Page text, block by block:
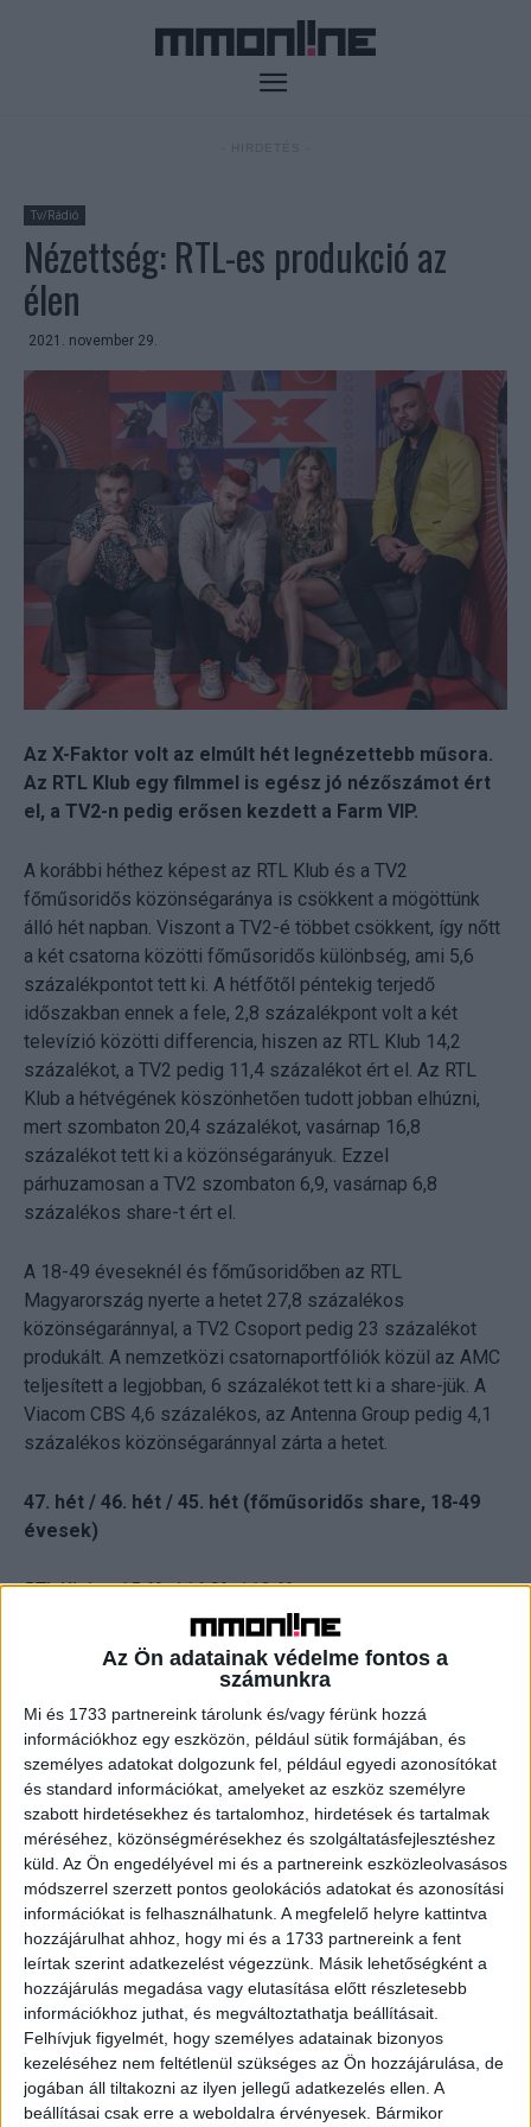
Az Ön adatainak védelme fontos a
számunkra
Mi és 1733 partnereink tárolunk és/vagy férünk hozzá
információkhoz egy eszközön, például sütik formájában, és
személyes adatokat dolgozunk fel, például egyedi azonosítókat
és standard információkat, amelyeket az eszköz személyre
szabott hirdetésekhez és tartalomhoz, hirdetések és tartalmak
méréséhez, közönségmérésekhez és szolgáltatásfejlesztéshez
küld. Az Ön engedélyével mi és a partnereink eszközleolvasásos
módszerrel szerzett pontos geolokációs adatokat és azonosítási
információkat is felhasználhatunk. A megfelelő helyre kattintva
hozzájárulhat ahhoz, hogy mi és a 1733 partnereink a fent
leírtak szerint adatkezelést végezzünk. Másik lehetőségként a
hozzájárulás megadása vagy elutasítása előtt részletesebb
információkhoz juthat, és megváltoztathatja beállításait.
Felhívjuk figyelmét, hogy személyes adatainak bizonyos
kezeléséhez nem feltétlenül szükséges az Ön hozzájárulása, de
jogában áll tiltakozni az ilyen jellegű adatkezelés ellen. A
beállításai csak erre a weboldalra érvényesek. Bármikor
Tv/Rádió
Nézettség: RTL-es produkció az
élen
2021. november 29.
Az X-Faktor volt az elmúlt hét legnézettebb műsora.
Az RTL Klub egy filmmel is egész jó nézőszámot ért
el, a TV2-n pedig erősen kezdett a Farm VIP.
A korábbi héthez képest az RTL Klub és a TV2
főműsoridős közönségaránya is csökkent a mögöttünk
álló hét napban. Viszont a TV2-é többet csökkent, így nőtt
a két csatorna közötti főműsoridős különbség, ami 5,6
százalékpontot tett ki. A hétfőtől péntekig terjedő
időszakban ennek a fele, 2,8 százalékpont volt a két
televízió közötti differencia, hiszen az RTL Klub 14,2
százalékot, a TV2 pedig 11,4 százalékot ért el. Az RTL
Klub a hétvégének köszönhetően tudott jobban elhúzni,
mert szombaton 20,4 százalékot, vasárnap 16,8
százalékot tett ki a közönségarányuk. Ezzel
párhuzamosan a TV2 szombaton 6,9, vasárnap 6,8
százalékos share-t ért el.
A 18-49 éveseknél és főműsoridőben az RTL
Magyarország nyerte a hetet 27,8 százalékos
közönségaránnyal, a TV2 Csoport pedig 23 százalékot
produkált. A nemzetközi csatornaportfóliók közül az AMC
teljesített a legjobban, 6 százalékot tett ki a share-jük. A
Viacom CBS 4,6 százalékos, az Antenna Group pedig 4,1
százalékos közönségaránnyal zárta a hetet.
47. hét / 46. hét / 45. hét (főműsoridős share, 18-49
évesek)
RTL Klub – 15,6% / 16,8% / 19,6%
TV2 – 10% / 14,2% / 10,6%
Egyes hétköznap esti műsorok heti átlagos
közönségaránya (47. hét, 18-49 évesek, zárójelben a
korábbi hét adatai)
RTL Klub
Szerelem van a levegőben – 3,7% (3,9%)
Híradó – 15,9% (16,5%) – hétfőtől vasárnapig
Fókusz – 12,8% (15%)
A Konyhafőnök VIP – 15,2% (17,9%)
TV2
Remények földje – 13,1% (11,7%)
Tények – 14,7% (14%) – hétfőtől vasárnapig
Tények Plusz – 10,9% (10,2%) – hétfőtől szombatig
Farm VIP – 14,8% (korábbi héten a Ninja Warrior:13,7%)
Farm, ahol éltünk – 8,8%